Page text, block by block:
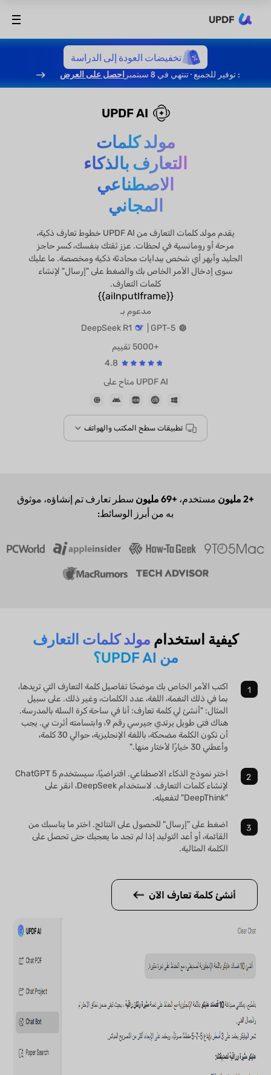
UPDF
تخفيضات العودة إلى الدراسة
: توفير للجميع · تنتهي في 8 سبتمبر احصل على العرض
UPDF AI
مولد كلمات
التعارف بالذكاء
الاصطناعي
المجاني
يقدم مولد كلمات التعارف من UPDF AI خطوط تعارف ذكية،
مرحة أو رومانسية في لحظات. عزز ثقتك بنفسك، كسر حاجز
الجليد وأبهر أي شخص ببدايات محادثة ذكية ومخصصة. ما عليك
سوى إدخال الأمر الخاص بك والضغط على "إرسال" لإنشاء
كلمات التعارف.
{{aiInputIframe}}
مدعوم بـ
+5000 تقييم
4.8
UPDF AI متاح على
+2 مليون مستخدم، +69 مليون
سطر تعارف تم إنشاؤه، موثوق
به من أبرز الوسائط:
كيفية استخدام مولد كلمات التعارف
من UPDF AI؟
اكتب الأمر الخاص بك موضحًا تفاصيل كلمة التعارف التي تريدها،
بما في ذلك النغمة، اللغة، عدد الكلمات، وغير ذلك. على سبيل
المثال: "أنشئ لي كلمة تعارف: أنا في ساحة كرة السلة بالمدرسة.
هناك فتى طويل يرتدي جيرسي رقم 9، وابتسامته أثرت بي. يجب
أن تكون الكلمة مضحكة، باللغة الإنجليزية، حوالي 30 كلمة،
وأعطني 30 خيارًا لأختار منها."
اختر نموذج الذكاء الاصطناعي. افتراضيًا، سيستخدم ChatGPT 5
لإنشاء كلمات التعارف. لاستخدام DeepSeek، انقر على
"DeepThink" لتفعيله.
اضغط على "إرسال" للحصول على النتائج. اختر ما يناسبك من
القائمة، أو أعد التوليد إذا لم تجد ما يعجبك حتى تحصل على
الكلمة المثالية.
أنشئ كلمة تعارف الآن